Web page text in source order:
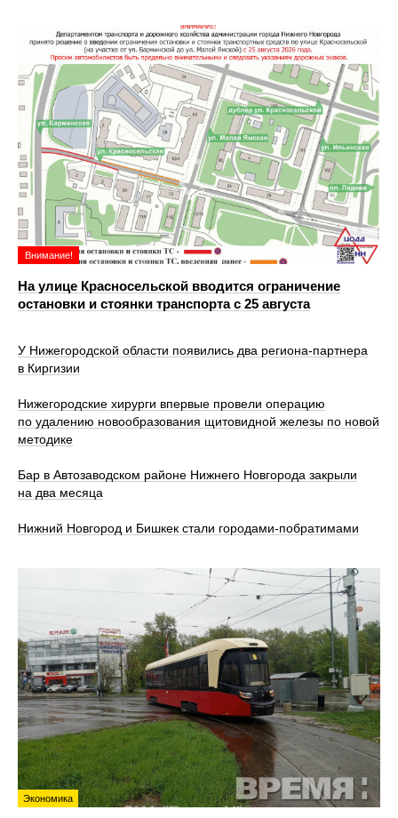
Внимание!
На улице Красносельской вводится ограничение
остановки и стоянки транспорта с 25 августа
У Нижегородской области появились два региона-партнера
в Киргизии
Нижегородские хирурги впервые провели операцию
по удалению новообразования щитовидной железы по новой
методике
Бар в Автозаводском районе Нижнего Новгорода закрыли
на два месяца
Нижний Новгород и Бишкек стали городами-побратимами
Экономика